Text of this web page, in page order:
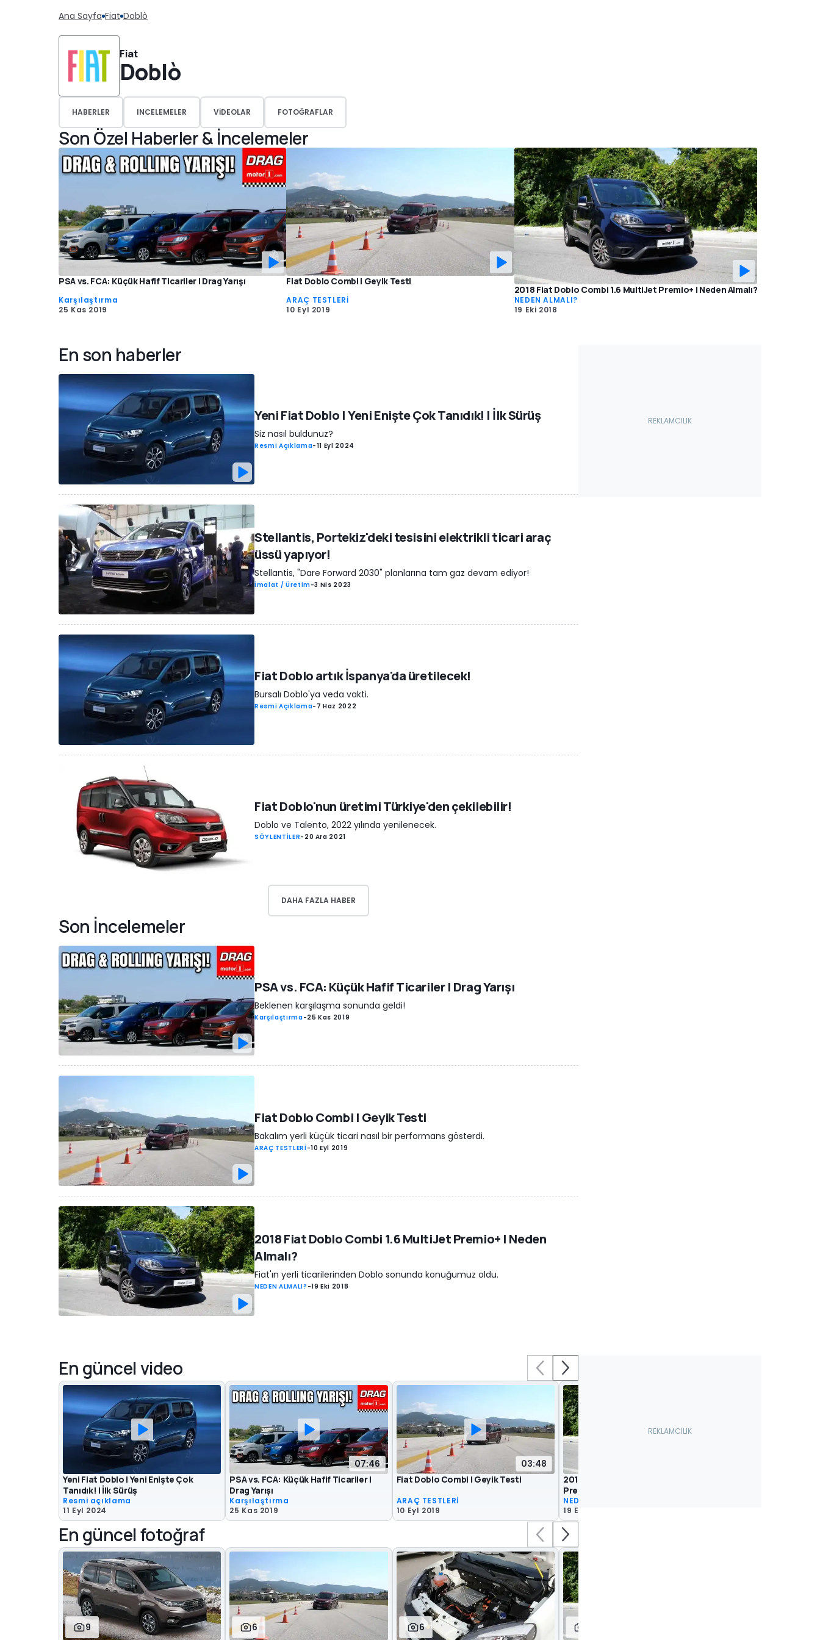
Ana Sayfa Fiat Doblò
Fiat
Doblò
HABERLER INCELEMELER VIDEOLAR FOTOĞRAFLAR
Son Özel Haberler & İncelemeler
PSA vs. FCA: Küçük Hafif Ticariler | Drag Yarışı
Karşılaştırma
25 Kas 2019
Fiat Doblo Combi | Geyik Testi
ARAÇ TESTLERİ
10 Eyl 2019
2018 Fiat Doblo Combi 1.6 MultiJet Premio+ | Neden Almalı?
NEDEN ALMALI?
19 Eki 2018
En son haberler
Yeni Fiat Doblo | Yeni Enişte Çok Tanıdık! | İlk Sürüş
Siz nasıl buldunuz?
Resmi Açıklama-11 Eyl 2024
Stellantis, Portekiz'deki tesisini elektrikli ticari araç
üssü yapıyor!
Stellantis, "Dare Forward 2030" planlarına tam gaz devam ediyor!
İmalat / Üretim-3 Nis 2023
Fiat Doblo artık İspanya'da üretilecek!
Bursalı Doblo'ya veda vakti.
Resmi Açıklama- 7 Haz 2022
Fiat Doblo'nun üretimi Türkiye'den çekilebilir!
Doblo ve Talento, 2022 yılında yenilenecek.
SÖYLENTİLER- 20 Ara 2021
DAHA FAZLA HABER
Son İncelemeler
PSA vs. FCA: Küçük Hafif Ticariler | Drag Yarışı
Beklenen karşılaşma sonunda geldi!
Karşılaştırma-25 Kas 2019
Fiat Doblo Combi | Geyik Testi
Bakalım yerli küçük ticari nasıl bir performans gösterdi.
ARAÇ TESTLERİ-10 Eyl 2019
2018 Fiat Doblo Combi 1.6 MultiJet Premio+ | Neden
Almalı?
Fiat'ın yerli ticarilerinden Doblo sonunda konuğumuz oldu.
NEDEN ALMALI? -19 Eki 2018
En güncel video
Yeni Fiat Doblo | Yeni Enişte Çok
Tanıdık! | İlk Sürüş
Resmi açıklama
11 Eyl 2024
07:46
PSA vs. FCA: Küçük Hafif Ticariler |
Drag Yarışı
Karşılaştırma
25 Kas 2019
03:48
Fiat Doblo Combi | Geyik Testi
ARAÇ TESTLERİ
10 Eyl 2019
2018 Fiat Doblo Combi 1.6 MultiJet
Premio+ | Neden Almalı?
NEDEN ALMALI?
19 Eki 2018
En güncel fotoğraf
9 6 6